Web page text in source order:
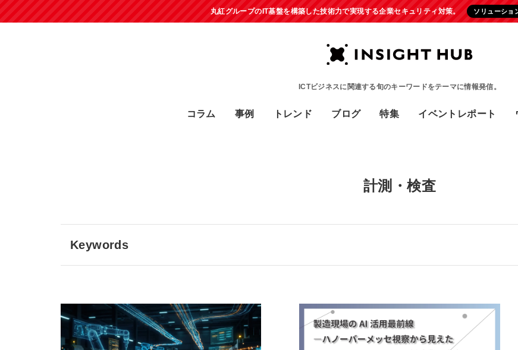
丸紅グループのIT基盤を構築した技術力で実現する企業セキュリティ対策。 ソリューショ
ICTビジネスに関連する旬のキーワードをテーマに情報発信。
コラム 事例 トレンド ブログ 特集 イベントレポート
計測・検査
Keywords